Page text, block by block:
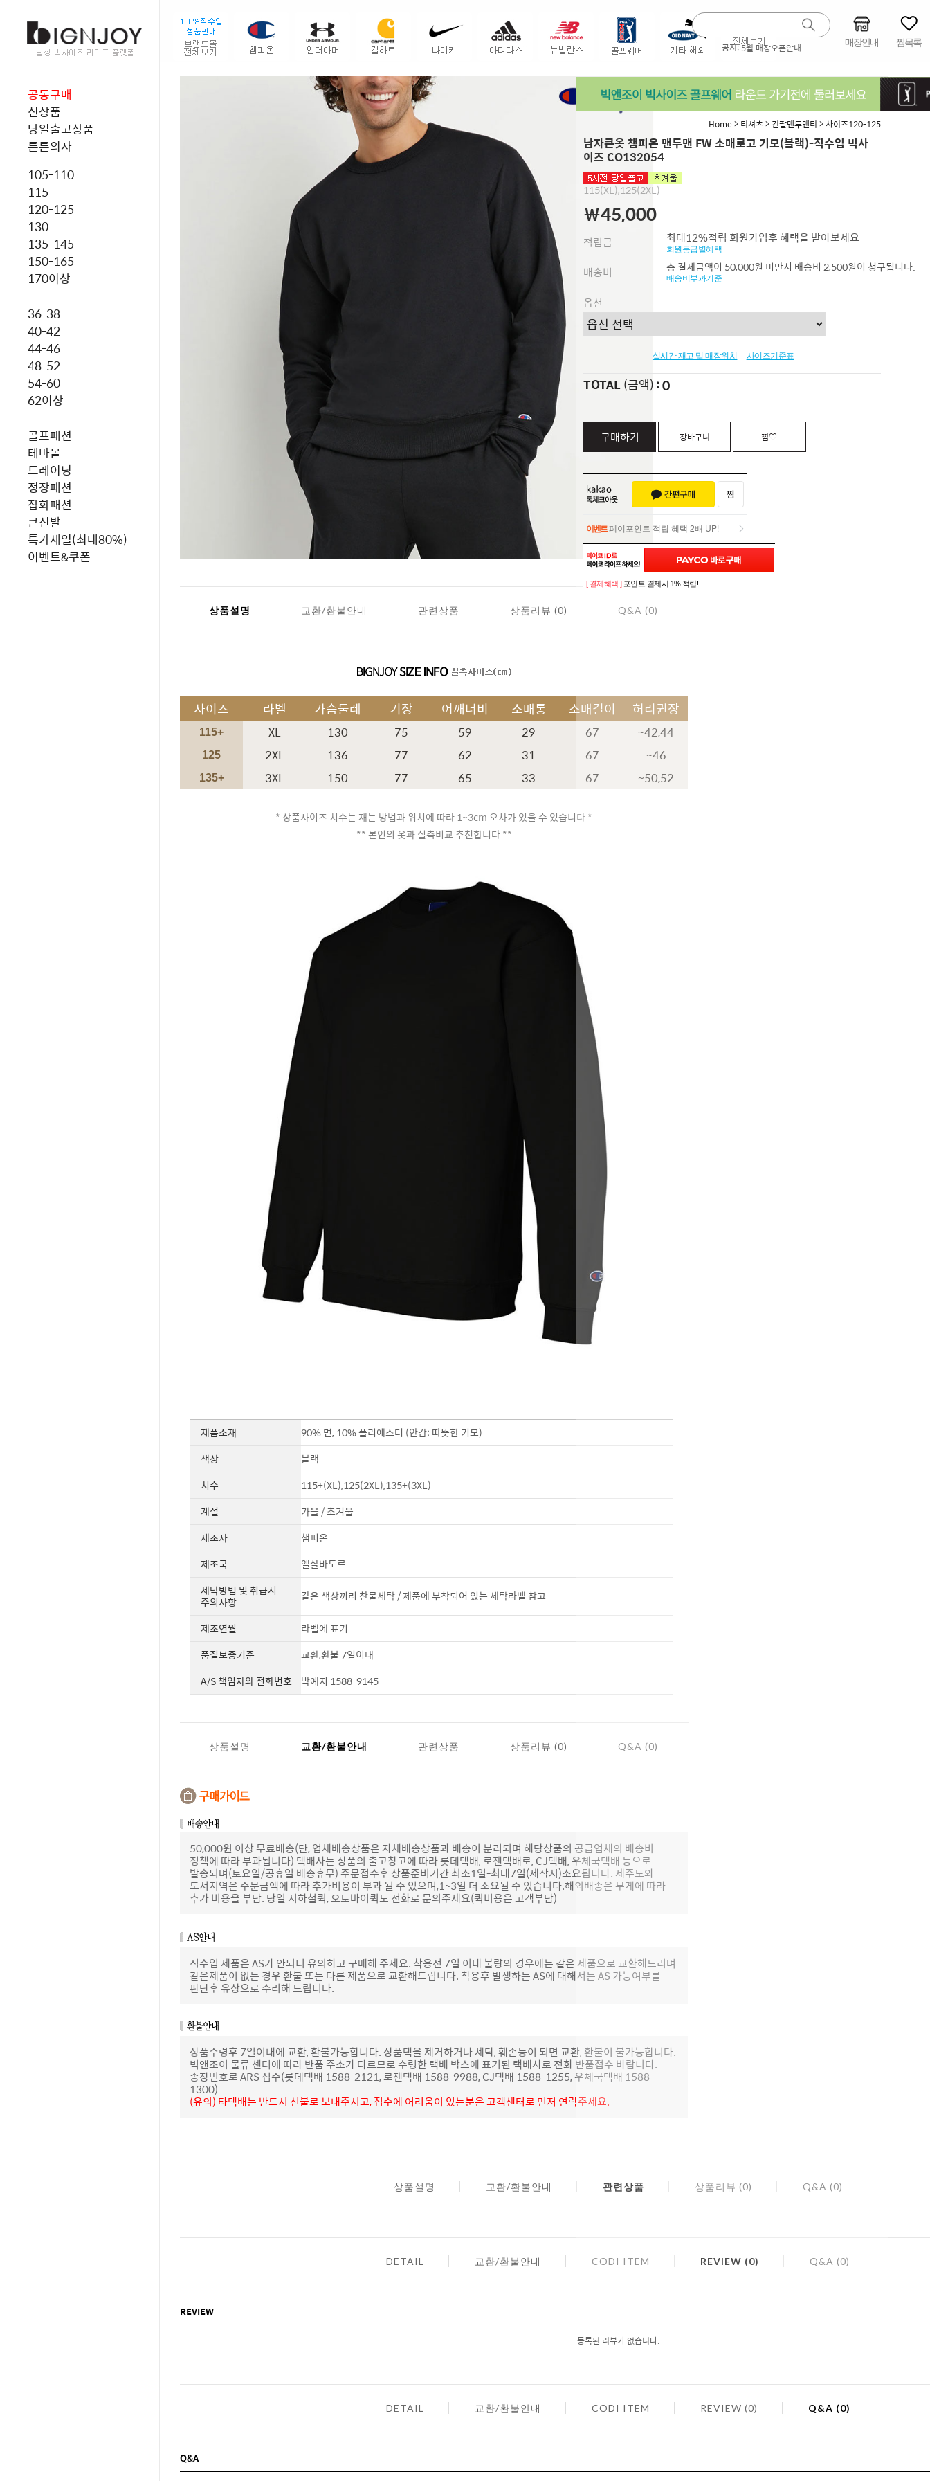
공지:5월 매장오픈안내 매장안내 찜목록
공동구매
신상품
당일출고상품
튼튼의자
105-110
115
120-125
130
135-145
150-165
170이상
36-38
40-42
44-46
48-52
54-60
62이상
골프패션
테마몰
트레이닝
정장패션
잡화패션
큰신발
특가세일(최대80%)
이벤트&쿠폰
Home> 티셔츠> 긴팔맨투맨티 >사이즈120-125
남자큰옷 챔피온 맨투맨 FW 소매로고 기모(블랙)-직수입 빅사
이즈 CO132054
115(XL),125(2XL)
￦45,000
적립금 최대12%적립 회원가입후 혜택을 받아보세요
회원등급별혜택
배송비 총 결제금액이 50,000원 미만시 배송비 2,500원이 청구됩니다.
배송비부과기준
옵션
실시간 재고 및 매장위치 사이즈기준표
TOTAL(금액) 0
구매하기 장바구니 찜♡
이벤트페이포인트 적립 혜택 2배 UP!
이벤트페이포인트 적립 혜택 2배 UP!
[ 결제혜택 ] 포인트 결제시 1% 적립!
상품설명 교환/환불안내 관련상품 상품리뷰 (0) Q&A (0)
사이즈 라벨 가슴둘레 기장 어깨너비 소매통 소매길이 허리권장
115+ XL 130 75 59 29 67 ~42,44
125 2XL 136 77 62 31 67 ~46
135+ 3XL 150 77 65 33 67 ~50,52
* 상품사이즈 치수는 재는 방법과 위치에 따라 1~3cm 오차가 있을 수 있습니다 *
** 본인의 옷과 실측비교 추천합니다 **
제품소재
90% 면, 10% 폴리에스터 (안감: 따뜻한 기모)
색상
블랙
치수
115+(XL),125(2XL),135+(3XL)
계절
가을 / 초겨울
제조자
챔피온
제조국
엘살바도르
세탁방법 및 취급시
주의사항 같은 색상끼리 찬물세탁 / 제품에 부착되어 있는 세탁라벨 참고
제조연월
라벨에 표기
품질보증기준
교환,환불 7일이내
A/S 책임자와 전화번호
박예지 1588-9145
상품설명 교환/환불안내 관련상품 상품리뷰 (0) Q&A (0)
50,000원 이상 무료배송(단, 업체배송상품은 자체배송상품과 배송이 분리되며 해당상품의 공급업체의 배송비
정책에 따라 부과됩니다) 택배사는 상품의 출고창고에 따라 롯데택배, 로젠택배로, CJ택배, 우체국택배 등으로
발송되며(토요일/공휴일 배송휴무) 주문접수후 상품준비기간 최소1일-최대7일(제작시)소요됩니다. 제주도와
도서지역은 주문금액에 따라 추가비용이 부과 될 수 있으며,1~3일 더 소요될 수 있습니다.해외배송은 무게에 따라
추가 비용을 부담. 당일 지하철퀵, 오토바이퀵도 전화로 문의주세요(퀵비용은 고객부담)
직수입 제품은 AS가 안되니 유의하고 구매해 주세요. 착용전 7일 이내 불량의 경우에는 같은 제품으로 교환해드리며
같은제품이 없는 경우 환불 또는 다른 제품으로 교환해드립니다. 착용후 발생하는 AS에 대해서는 AS 가능여부를
판단후 유상으로 수리해 드립니다.
상품수령후 7일이내에 교환, 환불가능합니다. 상품택을 제거하거나 세탁, 훼손등이 되면 교환, 환불이 불가능합니다.
빅앤조이 물류 센터에 따라 반품 주소가 다르므로 수령한 택배 박스에 표기된 택배사로 전화 반품접수 바랍니다.
송장번호로 ARS 접수(롯데택배 1588-2121, 로젠택배 1588-9988, CJ택배 1588-1255, 우체국택배 1588-
1300)
(유의) 타택배는 반드시 선불로 보내주시고, 접수에 어려움이 있는분은 고객센터로 먼저 연락주세요.
상품설명 교환/환불안내 관련상품 상품리뷰 (0) Q&A (0)
DETAIL 교환/환불안내 CODI ITEM REVIEW (0) Q&A (0)
REVIEW
등록된 리뷰가 없습니다.
DETAIL 교환/환불안내 CODI ITEM REVIEW (0) Q&A (0)
Q&A